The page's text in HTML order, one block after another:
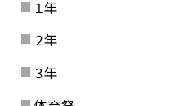
１年
２年
３年